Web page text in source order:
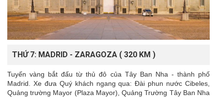
THỨ 7: MADRID - ZARAGOZA ( 320 KM )
Tuyến vàng bắt đấu từ thủ đô của Tây Ban Nha - thành phố
Madrid. Xe đưa Quý khách ngang qua: Đài phun nước Cibeles,
Quảng trường Mayor (Plaza Mayor), Quảng Trường Tây Ban Nha